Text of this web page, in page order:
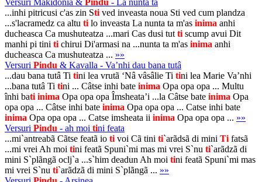
...inhi pitricusi c'as zin Sti ved inveasta noua Sti ved cum plandza
...s'lacramedz ca altu ti lo inveasta La nunta ta m'as inima anhi
ducheasca Ca mushuteatza ...mari Cas dusi tut ti scump avui Dit
manhi pi tini ti chirui Di'armasi na ...nunta ta m'as inima anhi
ducheasca Ca mushuteatza ... »»
Versuri Pindu & Kavalla - Va’nhi dau bana tutâ
...dau bana tutâ Ti tini lea vrutã ‘Nâ vâsâlie Ti tini lea Marie Va’nhi
...bana tutâ Ti tini ... Câtse inhi bate inima Opa opa opa ... Multu
înhi bati inima Opa opa opa Îmsheata’i ...la Câtse bate inima Opa
opa opa ... Câtse inhi bate inima Opa opa opa ... Catse inhi bate
inima Opa opa opa ... Catse imsheata ii inima Opa opa opa ... »»
Versuri Pindu - ah moi tini feata
...mi`antreabã Cãtse featã io ti voi Cã tini ti`arãdsã di mini Ti fatsã
...mi vrei Ah moi tini featã Spuni`mi mas mi vrei S`nu ti`arãdzã di
mini S`plãngã oclj`a ...s`him deadun Ah moi tini featã Spuni`mi mas
mi vrei S`nu ti`arãdzã di mini S`plãngã ... »»